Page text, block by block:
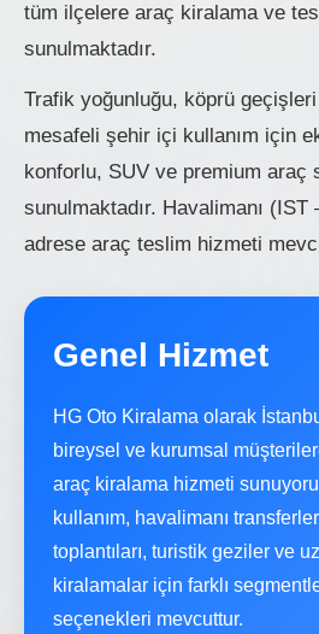
tüm ilçelere araç kiralama ve
sunulmaktadır.
Trafik yoğunluğu, köprü
mesafeli şehir içi kullanım için
konforlu, SUV ve premium araç
sunulmaktadır. Havalimanı
adrese araç teslim hizmeti
Genel Hizmet
HG Oto Kiralama olarak
bireysel ve kurumsal
araç kiralama hizmeti
kullanım, havalimanı
toplantıları, turistik geziler ve
kiralamalar için farklı
seçenekleri mevcuttur.